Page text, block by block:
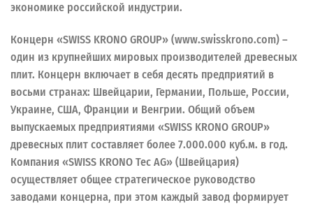
экономике российской индустрии.
Концерн «SWISS KRONO GROUP» (www.swisskrono.com) –
один из крупнейших мировых производителей древесных
плит. Концерн включает в себя десять предприятий в
восьми странах: Швейцарии, Германии, Польше, России,
Украине, США, Франции и Венгрии. Общий объем
выпускаемых предприятиями «SWISS KRONO GROUP»
древесных плит составляет более 7.000.000 куб.м. в год.
Компания «SWISS KRONO Tec AG» (Швейцария)
осуществляет общее стратегическое руководство
заводами концерна, при этом каждый завод формирует